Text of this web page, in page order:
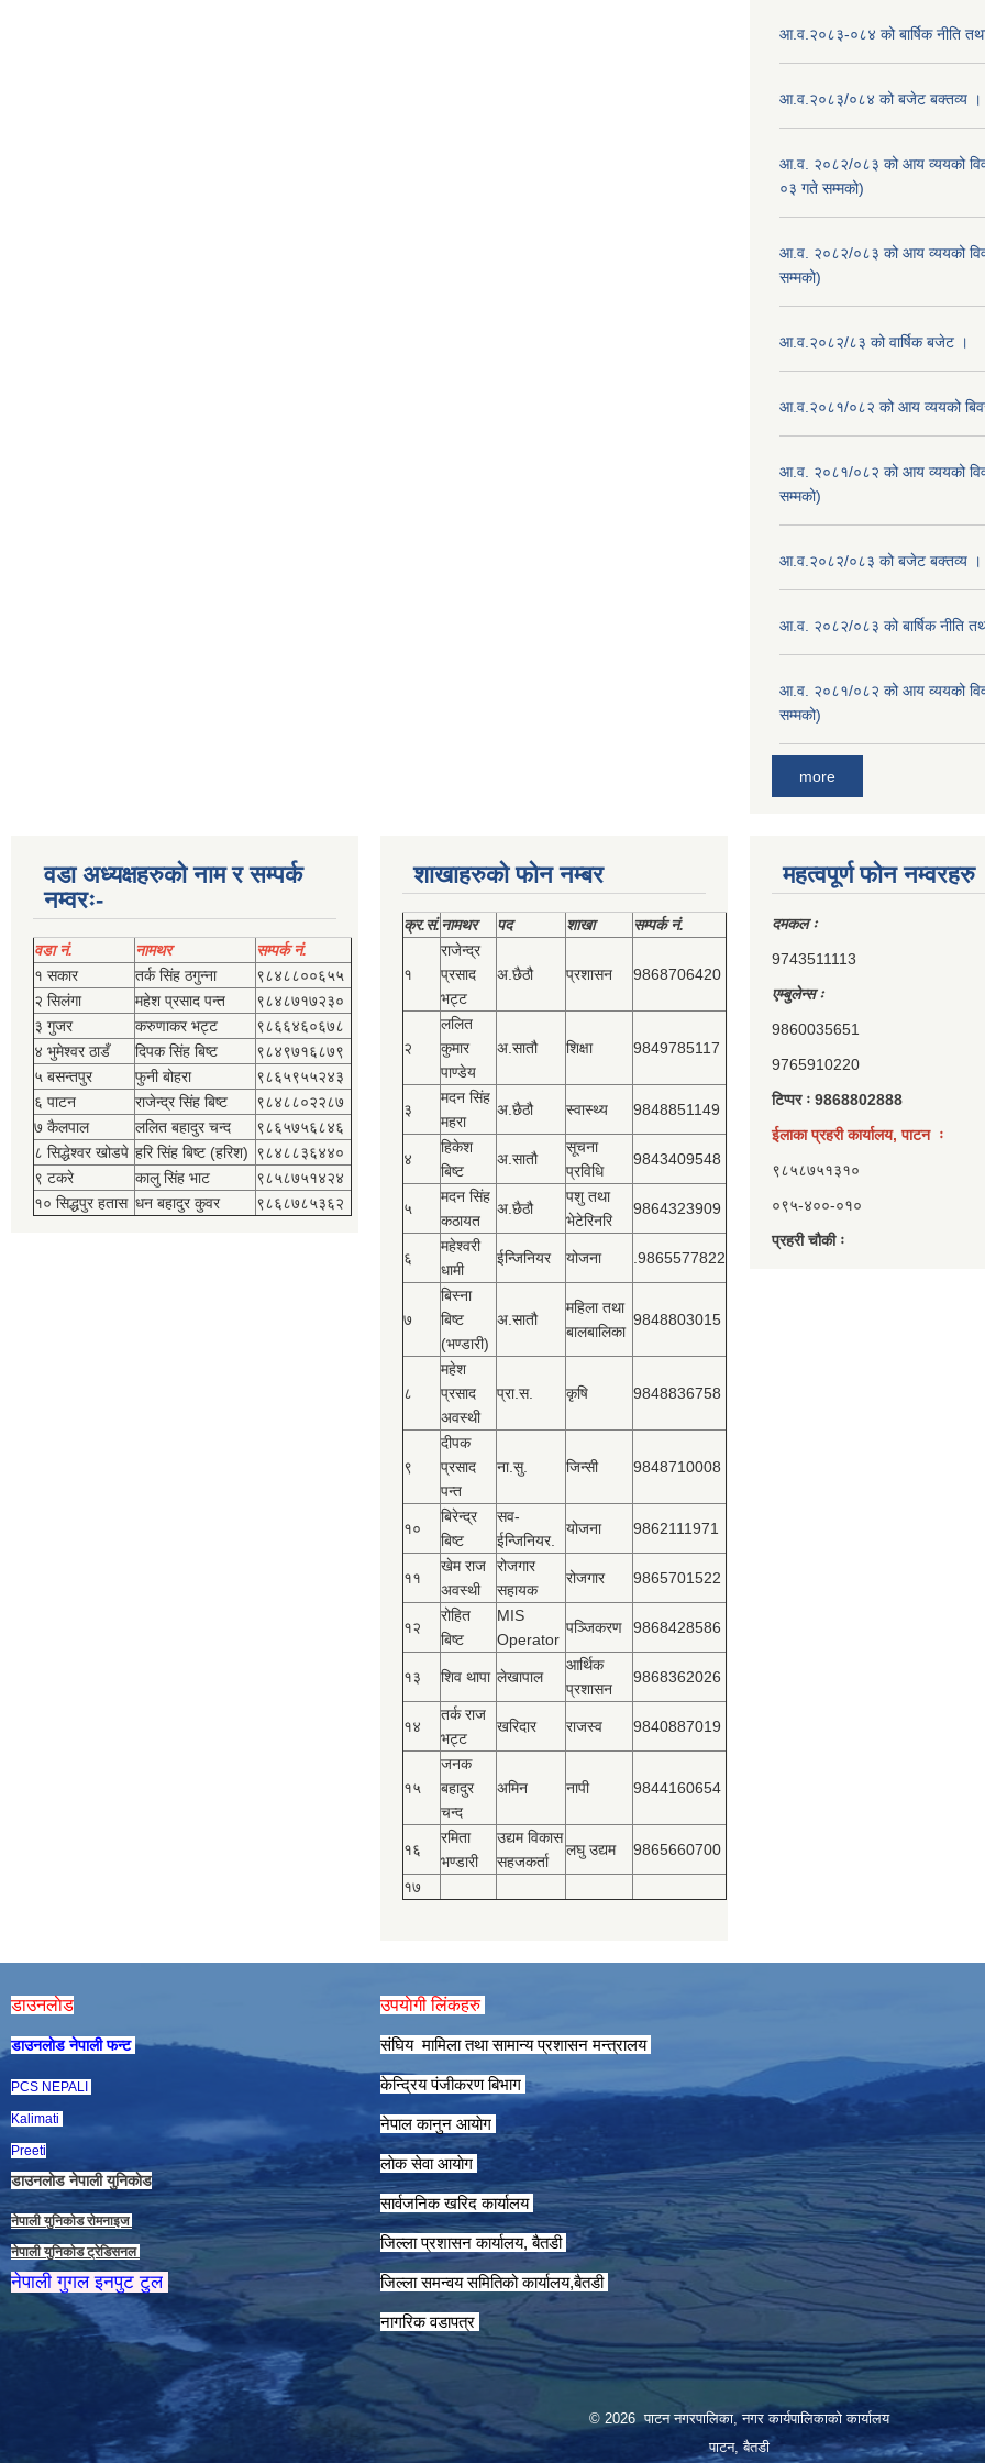
आ.व.२०८३-०८४ को बार्षिक नीति
आ.व.२०८३/०८४ को बजेट बक्तव्य ।
आ.व. २०८२/०८३ को आय व्ययको
०३ गते सम्मको)
आ.व. २०८२/०८३ को आय व्ययको
सम्मको)
आ.व.२०८२/८३ को वार्षिक बजेट ।
आ.व.२०८१/०८२ को आय व्ययको
आ.व. २०८१/०८२ को आय व्ययको
सम्मको)
आ.व.२०८२/०८३ को बजेट बक्तव्य ।
आ.व. २०८२/०८३ को बार्षिक नीति
आ.व. २०८१/०८२ को आय व्ययको
सम्मको)
more
वडा अध्यक्षहरुको नाम र सम्पर्क
नम्वरः-
वडा नं. नामथर
सम्पर्क नं.
१ सकार
तर्क सिंह ठगुन्‍ना
९८४८८००६५५
२ सिलंगा
महेश प्रसाद पन्त
९८४८७१७२३०
३ गुजर
करुणाकर भट्ट
९८६६४६०६७८
४ भुमेश्‍वर ठाडँ
दिपक सिंह बिष्‍ट
९८४९७१६८७९
५ बसन्तपुर
फुनी बोहरा
९८६५९५५२४३
६ पाटन
राजेन्द्र सिंह बिष्‍ट
९८४८८०२२८७
७ कैलपाल
ललित बहादुर चन्द
९८६५७५६८४६
८ सिद्धेश्‍वर खोडपे हरि सिंह बिष्‍ट (हरिश) ९८४८८३६४४०
९ टकरे
कालु सिंह भाट
९८५८७५१४२४
१० सिद्धपुर हतास धन बहादुर कुवर ९८६८७८५३६२
शाखाहरुको फोन नम्बर
क्र.सं.नामथर पद शाखा सम्‍पर्क नं.
१
राजेन्द्र
प्रसाद
भट्ट
अ.छैठौ प्रशासन 9868706420
२
ललित
कुमार
पाण्डेय
अ.सातौ शिक्षा 9849785117
३
मदन सिंह
महरा
अ.छैठौ स्वास्थ्य 9848851149
४
हिकेश
बिष्‍ट
अ.सातौ
सूचना
प्रविधि
9843409548
५
मदन सिंह
कठायत
अ.छैठौ
पशु तथा
भेटेरिनरि
9864323909
६
महेश्‍वरी
धामी
ईन्जिनियर योजना .9865577822
७
बिस्‍ना
बिष्‍ट
(भण्डारी)
अ.सातौ
महिला तथा
बालबालिका
9848803015
८
महेश
प्रसाद
अवस्थी
प्रा.स. कृषि 9848836758
९
दीपक
प्रसाद
पन्त
ना.सु. जिन्सी 9848710008
१०
बिरेन्द्र
बिष्‍ट
सव-
ईन्जिनियर.
योजना 9862111971
११
खेम राज
अवस्थी
रोजगार
सहायक
रोजगार 9865701522
१२
रोहित
बिष्‍ट
MIS
Operator
पञ्‍जिकरण 9868428586
१३ शिव थापा लेखापाल
आर्थिक
प्रशासन
9868362026
१४
तर्क राज
भट्ट
खरिदार राजस्‍व 9840887019
१५
जनक
बहादुर
चन्द
अमिन नापी 9844160654
१६
रमिता
भण्डारी
उद्यम विकास
सहजकर्ता
लघु उद्यम 9865660700
१७
महत्वपूर्ण फोन नम्वरहरु
दमकल ः
9743511113
एम्बुलेन्स ः
9860035651
9765910220
टिप्पर ः 9868802888
ईलाका प्रहरी कार्यालय, पाटन ः
९८५८७५१३१०
०९५-४००-०१०
प्रहरी चौकी ः
डाउनलाेड
डाउनलाेड नेपाली फन्ट
PCS NEPALI
Kalimati
Preeti
डाउनलाेड नेपाली युनिकाेड
नेपाली युनिकाेड राेमनाइज
नेपाली युनिकाेड ट्रेडिसनल
नेपाली गुगल इनपुट टुल
उपयाेगी लिंकहरु
संघिय मामिला तथा सामान्य प्रशासन मन्त्रालय
केन्द्रिय पंजीकरण बिभाग
नेपाल कानुन आयाेग
लाेक सेवा आयाेग
सार्वजनिक खरिद कार्यालय
जिल्ला प्रशासन कार्यालय, बैतडी
जिल्ला समन्वय समितिको कार्यालय,बैतडी
नागरिक वडापत्र
© 2026 पाटन नगरपालिका, नगर कार्यपालिकाको कार्यालय
पाटन, बैतडी